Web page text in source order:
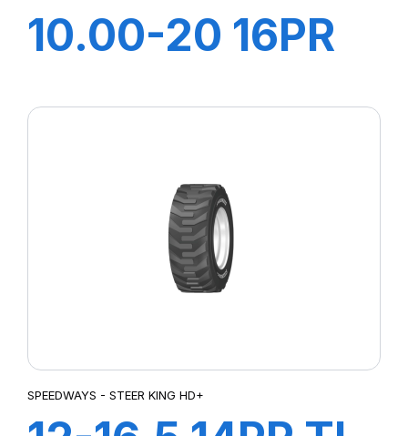
10.00-20 16PR
SPEEDWAYS - STEER KING HD+